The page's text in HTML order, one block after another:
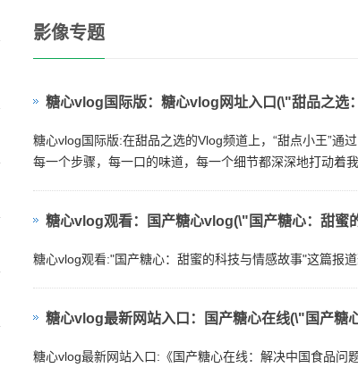
影像专题
糖心vlog国际版：糖心vlog网址入口(\"甜品之选
糖心vlog国际版:在甜品之选的Vlog频道上，“甜点小王”通
每一个步骤，每一口的味道，每一个细节都深深地打动着
糖心vlog观看：国产糖心vlog(\"国产糖心：甜蜜
糖心vlog观看:"国产糖心：甜蜜的科技与情感故事"这篇
糖心vlog最新网站入口：国产糖心在线(\"国产糖
糖心vlog最新网站入口:《国产糖心在线：解决中国食品问